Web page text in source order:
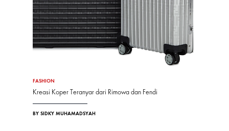
FASHION
Kreasi Koper Teranyar dari Rimowa dan Fendi
BY SIDKY MUHAMADSYAH